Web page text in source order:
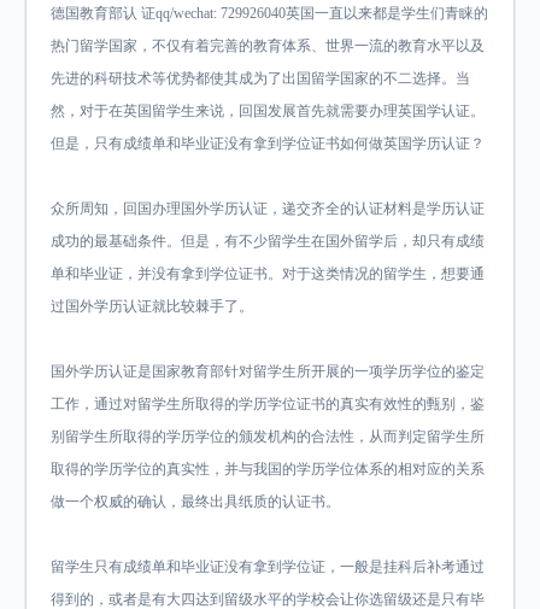
德国教育部认 证qq/wechat: 729926040英国一直以来都是学生们青睐的
热门留学国家，不仅有着完善的教育体系、世界一流的教育水平以及
先进的科研技术等优势都使其成为了出国留学国家的不二选择。当
然，对于在英国留学生来说，回国发展首先就需要办理英国学认证。
但是，只有成绩单和毕业证没有拿到学位证书如何做英国学历认证？
众所周知，回国办理国外学历认证，递交齐全的认证材料是学历认证
成功的最基础条件。但是，有不少留学生在国外留学后，却只有成绩
单和毕业证，并没有拿到学位证书。对于这类情况的留学生，想要通
过国外学历认证就比较棘手了。
国外学历认证是国家教育部针对留学生所开展的一项学历学位的鉴定
工作，通过对留学生所取得的学历学位证书的真实有效性的甄别，鉴
别留学生所取得的学历学位的颁发机构的合法性，从而判定留学生所
取得的学历学位的真实性，并与我国的学历学位体系的相对应的关系
做一个权威的确认，最终出具纸质的认证书。
留学生只有成绩单和毕业证没有拿到学位证，一般是挂科后补考通过
得到的，或者是有大四达到留级水平的学校会让你选留级还是只有毕